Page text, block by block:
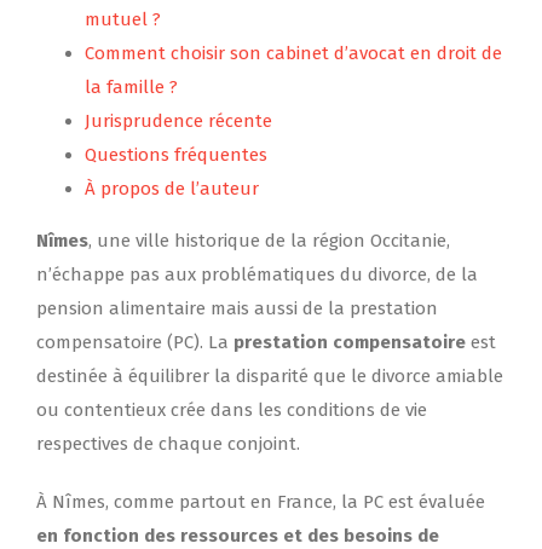
mutuel ?
Comment choisir son cabinet d’avocat en droit de
la famille ?
Jurisprudence récente
Questions fréquentes
À propos de l’auteur
Nîmes, une ville historique de la région Occitanie,
n’échappe pas aux problématiques du divorce, de la
pension alimentaire mais aussi de la prestation
compensatoire (PC). La prestation compensatoire est
destinée à équilibrer la disparité que le divorce amiable
ou contentieux crée dans les conditions de vie
respectives de chaque conjoint.
À Nîmes, comme partout en France, la PC est évaluée
en fonction des ressources et des besoins de